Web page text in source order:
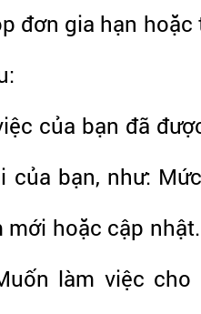
đơn gia hạn
của bạn đã
của bạn, như:
mới hoặc cập
làm việc